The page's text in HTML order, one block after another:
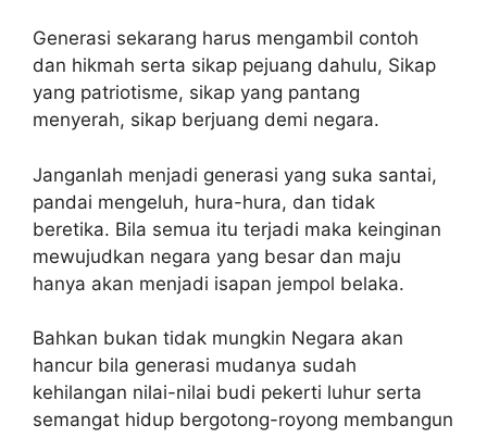
Generasi sekarang harus mengambil contoh
dan hikmah serta sikap pejuang dahulu, Sikap
yang patriotisme, sikap yang pantang
menyerah, sikap berjuang demi negara.
Janganlah menjadi generasi yang suka santai,
pandai mengeluh, hura-hura, dan tidak
beretika. Bila semua itu terjadi maka keinginan
mewujudkan negara yang besar dan maju
hanya akan menjadi isapan jempol belaka.
Bahkan bukan tidak mungkin Negara akan
hancur bila generasi mudanya sudah
kehilangan nilai-nilai budi pekerti luhur serta
semangat hidup bergotong-royong membangun